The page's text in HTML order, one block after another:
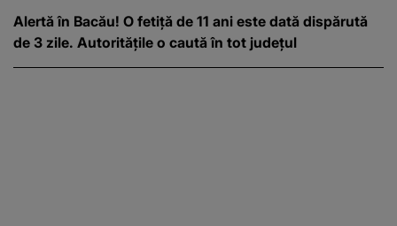
Alertă în Bacău! O fetiță de 11 ani este dată dispărută
de 3 zile. Autoritățile o caută în tot județul